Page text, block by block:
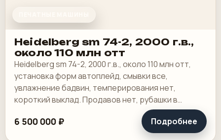
Heidelberg sm 74-2, 2000 г.в.,
около 110 млн отт
Heidelberg sm 74-2, 2000 г.в., около 110 млн отт,
установка форм автоплейд, смывки все,
увлажнение бадвин, темперирования нет,
короткий выклад. Продавов нет, рубашки в
хорошем состоянии, таскалки и цепи в хорошем.
6 500 000 ₽ Подробнее